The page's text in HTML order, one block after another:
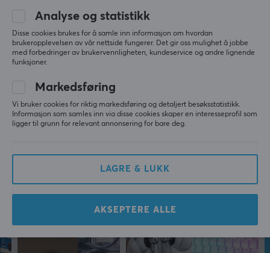
Hvit
FORBINDELSE
WAN
1
YTELSE
Analyse og statistikk
Disse cookies brukes for å samle inn informasjon om hvordan
brukeropplevelsen av vår nettside fungerer. Det gir oss mulighet å jobbe
med forbedringer av brukervennligheten, kundeservice og andre lignende
funksjoner.
Markedsføring
Vi bruker cookies for riktig markedsføring og detaljert besøksstatistikk.
Informasjon som samles inn via disse cookies skaper en interesseprofil som
ligger til grunn for relevant annonsering for bare deg.
LAGRE & LUKK
AKSEPTERE ALLE